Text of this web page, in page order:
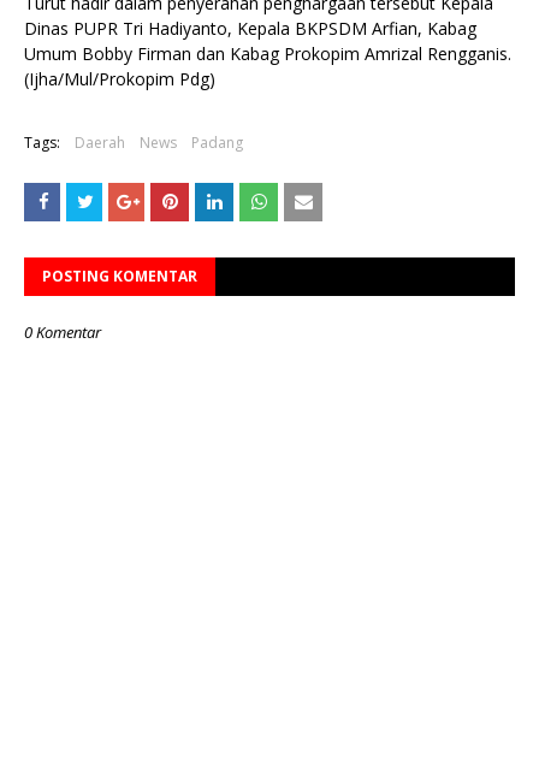
Dinas PUPR Tri Hadiyanto, Kepala BKPSDM Arfian, Kabag
Umum Bobby Firman dan Kabag Prokopim Amrizal Rengganis.
(Ijha/Mul/Prokopim Pdg)
Tags: Daerah News Padang
POSTING KOMENTAR
0 Komentar